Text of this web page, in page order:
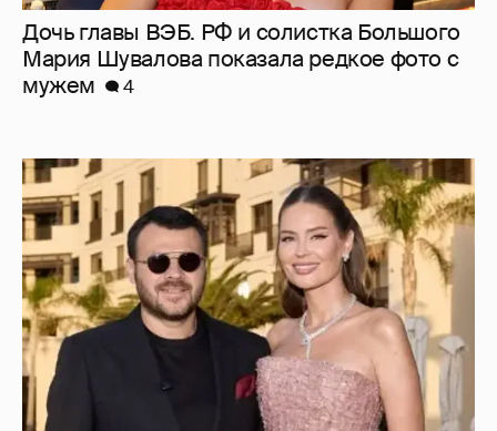
"Я твой подарок". Эмин Агаларов
поздравил с днём рождения жену Алёну
Гаврилову
10